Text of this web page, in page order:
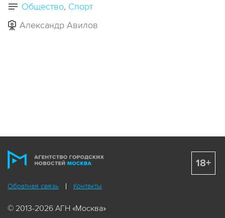
Общество Спорт
Александр Авилов
Обратная связь Контакты
© 2013-2026 АГН «Москва»
18+